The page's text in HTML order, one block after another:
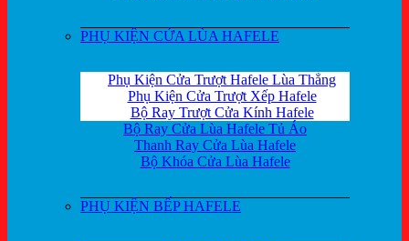
PHỤ KIỆN CỬA LÙA HAFELE
Phụ Kiện Cửa Trượt Hafele Lùa Thẳng
Phụ Kiện Cửa Trượt Xếp Hafele
Bộ Ray Trượt Cửa Kính Hafele
Bộ Ray Cửa Lùa Hafele Tủ Áo
Thanh Ray Cửa Lùa Hafele
Bộ Khóa Cửa Lùa Hafele
PHỤ KIỆN BẾP HAFELE